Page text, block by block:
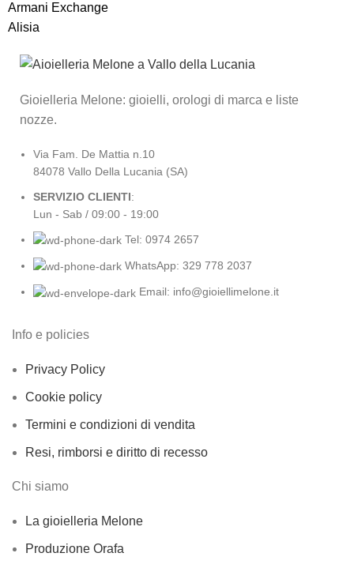
Armani Exchange
Alisia
Gioielleria Melone: gioielli, orologi di marca e liste
nozze.
Via Fam. De Mattia n.10
84078 Vallo Della Lucania (SA)
SERVIZIO CLIENTI:
Lun - Sab / 09:00 - 19:00
Tel: 0974 2657
WhatsApp: 329 778 2037
Email: info@gioiellimelone.it
Info e policies
Privacy Policy
Cookie policy
Termini e condizioni di vendita
Resi, rimborsi e diritto di recesso
Chi siamo
La gioielleria Melone
Produzione Orafa